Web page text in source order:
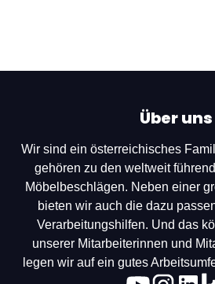
Über uns
Wir sind ein österreichisches
gehören zu den weltweit
Möbelbeschlägen. Neben einer
bieten wir auch die dazu
Verarbeitungshilfen. Und das
unserer Mitarbeiterinnen und
legen wir auf ein gutes